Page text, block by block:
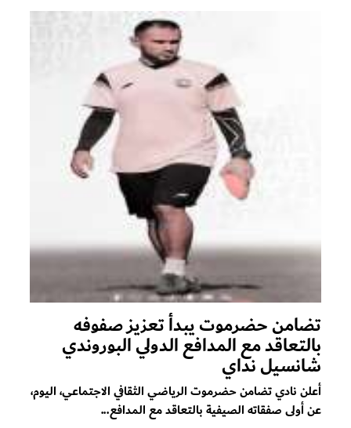
تضامن حضرموت يبدأ تعزيز صفوفه
بالتعاقد مع المدافع الدولي البوروندي
شانسيل نداي
أعلن نادي تضامن حضرموت الرياضي الثقافي الاجتماعي، اليوم،
عن أولى صفقاته الصيفية بالتعاقد مع المدافع...